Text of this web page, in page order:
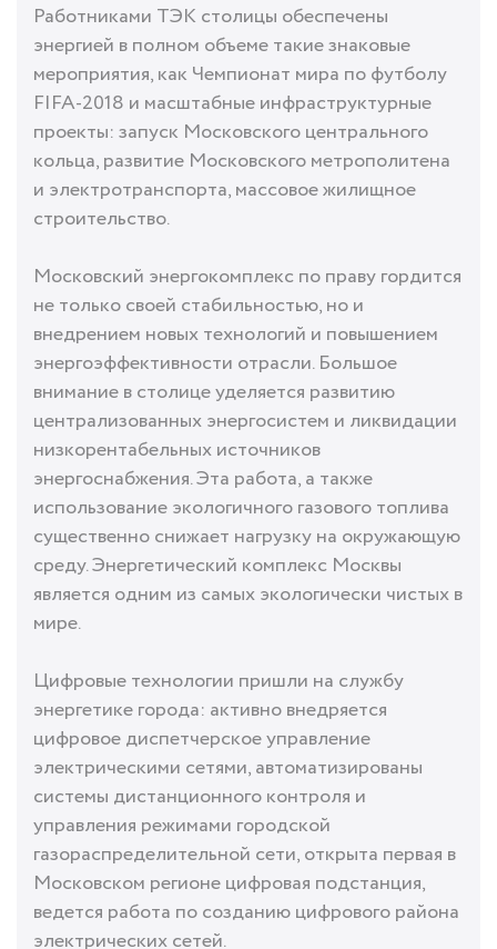
Работниками ТЭК столицы обеспечены
энергией в полном объеме такие знаковые
мероприятия, как Чемпионат мира по футболу
FIFA-2018 и масштабные инфраструктурные
проекты: запуск Московского центрального
кольца, развитие Московского метрополитена
и электротранспорта, массовое жилищное
строительство.
Московский энергокомплекс по праву гордится
не только своей стабильностью, но и
внедрением новых технологий и повышением
энергоэффективности отрасли. Большое
внимание в столице уделяется развитию
централизованных энергосистем и ликвидации
низкорентабельных источников
энергоснабжения. Эта работа, а также
использование экологичного газового топлива
существенно снижает нагрузку на окружающую
среду. Энергетический комплекс Москвы
является одним из самых экологически чистых в
мире.
Цифровые технологии пришли на службу
энергетике города: активно внедряется
цифровое диспетчерское управление
электрическими сетями, автоматизированы
системы дистанционного контроля и
управления режимами городской
газораспределительной сети, открыта первая в
Московском регионе цифровая подстанция,
ведется работа по созданию цифрового района
электрических сетей.